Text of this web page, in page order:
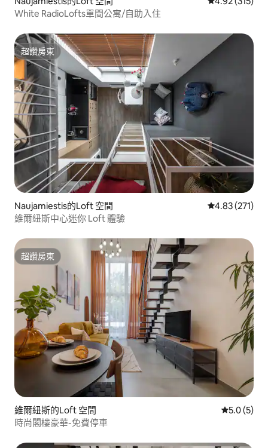
White RadioLofts單間公寓/自助入住
超讚房東
超讚房東
Naujamiestis的Loft 空間 從 271 則評價
4.83 (271)
維爾紐斯中心迷你 Loft 體驗
超讚房東
超讚房東
維爾紐斯的Loft 空間 從 5 則評
5.0 (5)
時尚閣樓豪華-免費停車